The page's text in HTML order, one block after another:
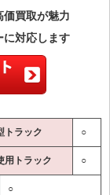
買取が魅力
に対応します
トラック ○
用トラック ○
○